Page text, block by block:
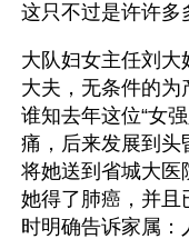
这只不过是许许多
大队妇女主任刘大
大夫，无条件的为
谁知去年这位“女
痛，后来发展到头
将她送到省城大医
她得了肺癌，并且
时明确告诉家属：